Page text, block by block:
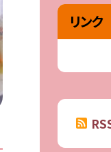
リンク